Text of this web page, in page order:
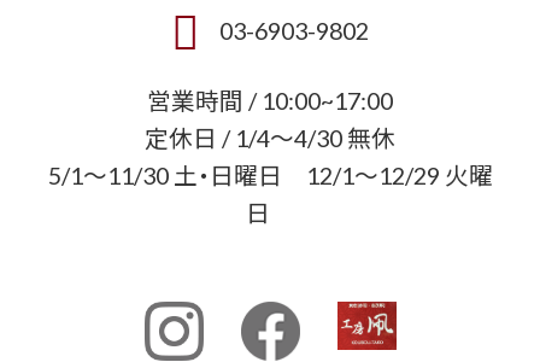
03-6903-9802
営業時間 / 10:00~17:00
定休日 / 1/4〜4/30 無休
5/1〜11/30 土・日曜日 12/1〜12/29 火曜
日